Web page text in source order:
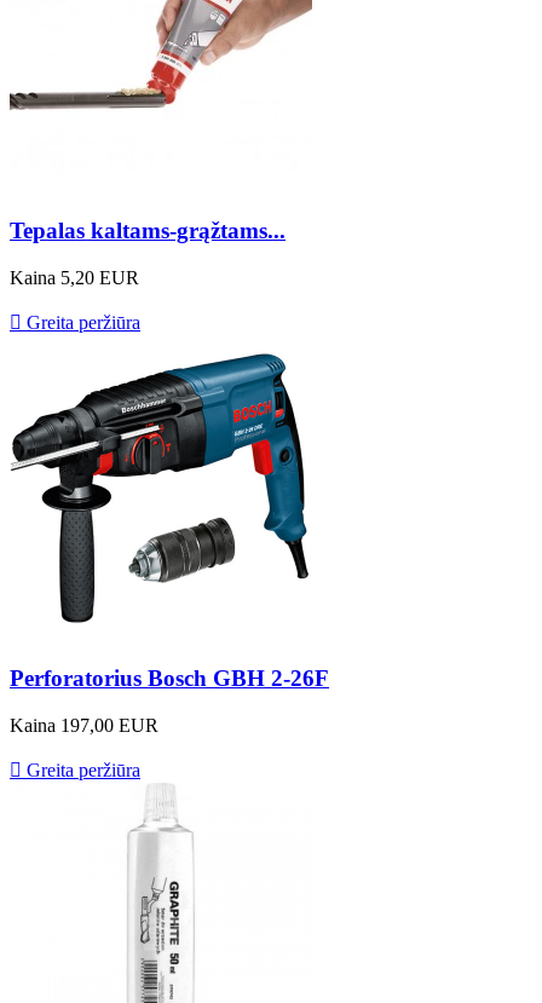
Tepalas kaltams-grąžtams...
Kaina 5,20 EUR
 Greita peržiūra
Perforatorius Bosch GBH 2-26F
Kaina 197,00 EUR
 Greita peržiūra